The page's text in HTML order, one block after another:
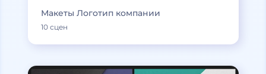
Макеты Логотип компании
10 сцен